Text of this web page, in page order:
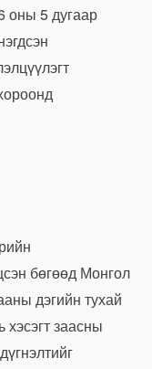
оны 5 дугаар
бөгөөд Монгол
дэгийн тухай
хэсэгт заасны